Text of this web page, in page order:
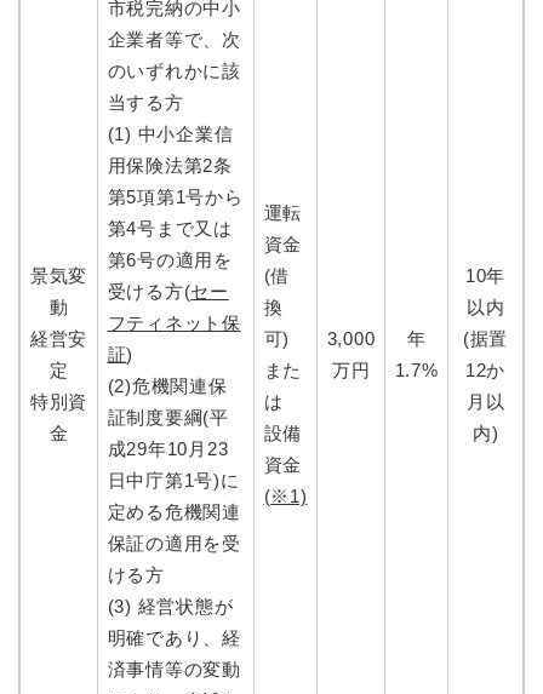
景気変
動
経営安
定
特別資
金
市税完納の中小
企業者等で、次
のいずれかに該
当する方
(1) 中小企業信
用保険法第2条
第5項第1号から
第4号まで又は
第6号の適用を
受ける方(セー
フティネット保
証)
(2)危機関連保
証制度要綱(平
成29年10月23
日中庁第1号)に
定める危機関連
保証の適用を受
ける方
(3) 経営状態が
明確であり、経
済事情等の変動
運転
資金
(借
換
可)
また
は
設備
資金
(※1)
3,000
万円
年
1.7%
10年
以内
(据置
12か
月以
内)